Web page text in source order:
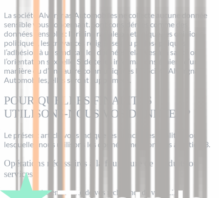
La société Alvergnas Automobiles ne collecte aucune donnée
sensible vous concernant. Sont considérées comme des
données sensibles: l’origine raciale ou ethnique, les opinions
politiques, les croyances religieuses ou philosophiques,
l’adhésion à un syndicat, les données relatives à la santé ou
l’orientation sexuelle. Si de telles informations étaient d’une
manière ou d’une autre communiquées la société Alvergnas
Automobiles, elles seront supprimées.
POUR QUELLES FINALITÉS
UTILISONS-NOUS VOS DONNÉES ?
Le présent article vous indique les principales finalités pour
lesquelles nous utilisons les données mentionnées à l’article 3.
Opérations nécessaires à la fourniture de produits ou
services
Prise en compte de vos recherches de véhicules